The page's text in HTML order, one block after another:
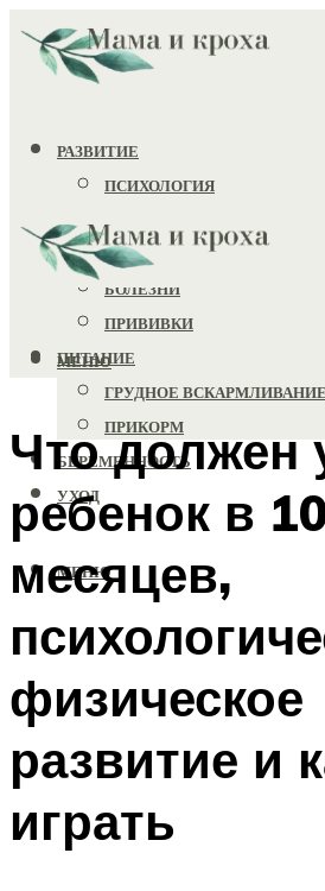
РАЗВИТИЕ
ПСИХОЛОГИЯ
ИГРУШКИ
ЗДОРОВЬЕ
БОЛЕЗНИ
ПРИВИВКИ
ПИТАНИЕ
ГРУДНОЕ ВСКАРМЛИВАНИЕ
ПРИКОРМ
БЕРЕМЕННОСТЬ
УХОД
МЕНЮ
МЕНЮ
Что должен
ребенок в
месяцев,
физическое
развитие и
играть